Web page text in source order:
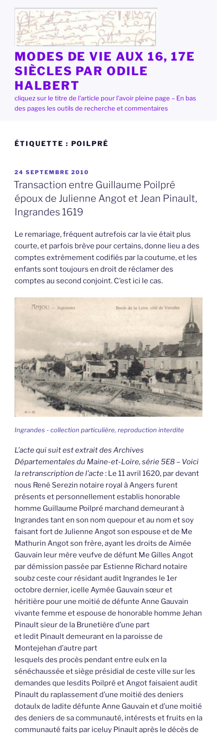
contenu
principal
MODES DE VIE AUX 16, 17E
SIÈCLES PAR ODILE
HALBERT
cliquez sur le titre de l'article pour l'avoir pleine page – En bas
des pages les outils de recherche et commentaires
ÉTIQUETTE : POILPRÉ
PUBLIÉ
LE
24 SEPTEMBRE 2010
Transaction entre Guillaume Poilpré
époux de Julienne Angot et Jean Pinault,
Ingrandes 1619
Le remariage, fréquent autrefois car la vie était plus
courte, et parfois brève pour certains, donne lieu a des
comptes extrêmement codifiés par la coutume, et les
enfants sont toujours en droit de réclamer des
comptes au second conjoint. C’est ici le cas.
Ingrandes - collection particulière, reproduction interdite
L’acte qui suit est extrait des Archives
Départementales du Maine-et-Loire, série 5E8 – Voici
la retranscription de l’acte: Le 11 avril 1620, par devant
nous René Serezin notaire royal à Angers furent
présents et personnellement establis honorable
homme Guillaume Poilpré marchand demeurant à
Ingrandes tant en son nom quepour et au nom et soy
faisant fort de Julienne Angot son espouse et de Me
Mathurin Angot son frère, ayant les droits de Aimée
Gauvain leur mère veufve de défunt Me Gilles Angot
par démission passée par Estienne Richard notaire
soubz ceste cour résidant audit Ingrandes le 1er
octobre dernier, icelle Aymée Gauvain sœur et
héritière pour une moitié de défunte Anne Gauvain
vivante femme et espouse de honorable homme Jehan
Pinault sieur de la Brunetière d’une part
et ledit Pinault demeurant en la paroisse de
Montejehan d’autre part
lesquels des procès pendant entre eulx en la
sénéchaussée et siège présidial de ceste ville sur les
demandes que lesdits Poilpré et Angot faisaient audit
Pinault du raplassement d’une moitié des deniers
dotaulx de ladite défunte Anne Gauvain et d’une moitié
des deniers de sa communauté, intérests et fruits en la
communauté faits par iceluy Pinault après le décès de